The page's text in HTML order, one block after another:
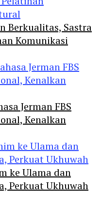
Berkualitas, Sastra
Komunikasi
Jerman FBS
Kenalkan
ke Ulama dan
Perkuat Ukhuwah